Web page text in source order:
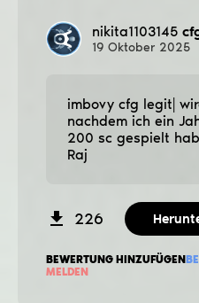
nikita1103145
19 Oktober 2025
imbovy cfg legit|
nachdem ich ein
200 sc gespielt
Raj
226
BEWERTUNG HINZUFÜGEN
MELDEN